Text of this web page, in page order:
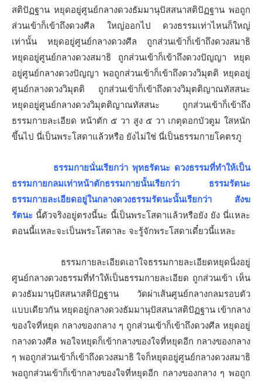
สติปัฏฐาน หยุดอยู่ศูนย์กลางดวงธัมมานุปัสสนาสติปัฏฐาน พอถูก
ส่วนเข้าก็เข้าถึงดวงศีล ใหญ่ออกไป ดวงธรรมเท่าไหนก็ใหญ่
เท่านั้น หยุดอยู่ศูนย์กลางดวงศีล ถูกส่วนเข้าก็เข้าถึงดวงสมาธิ
หยุดอยู่ศูนย์กลางดวงสมาธิ ถูกส่วนเข้าก็เข้าถึงดวงปัญญา หยุด
อยู่ศูนย์กลางดวงปัญญา พอถูกส่วนเข้าก็เข้าถึงดวงวิมุตติ หยุดอยู่
ศูนย์กลางดวงวิมุตติ ถูกส่วนเข้าก็เข้าถึงดวงวิมุตติญาณทัสสนะ
หยุดอยู่ศูนย์กลางดวงวิมุตติญาณทัสสนะ ถูกส่วนเข้าก็เข้าถึง
ธรรมกายละเอียด หน้าตัก ๕ วา สูง ๕ วา เกตุดอกบัวตูม ใสหนัก
ขึ้นไป นี่เป็นพระโสดาแล้วหรือ ยังไม่ใช่ นี่เป็นธรรมกายโคตรภู
ธรรมกายนั่นเรียกว่า พุทธรัตนะ ดวงธรรมที่ทำให้เป็น
ธรรมกายกลมเท่าหน้าตักธรรมกายนั้นเรียกว่า ธรรมรัตนะ
ธรรมกายละเอียดอยู่ในกลางดวงธรรมรัตนะนั้นเรียกว่า สังฆ
รัตนะ นี้ตัวจริงอยู่ตรงนี้นะ นี้เป็นพระโสดาแล้วหรือยัง ยัง นี่แหละ
ตอนนี้แหละจะเป็นพระโสดาละ จะรู้จักพระโสดาเดี๋ยวนี้แหละ
ธรรมกายละเอียดเอาใจธรรมกายละเอียดหยุดนิ่งอยู่
ศูนย์กลางดวงธรรมที่ทำให้เป็นธรรมกายละเอียด ถูกส่วนเข้า เห็น
ดวงธัมมานุปัสสนาสติปัฏฐาน วัดผ่าเส้นศูนย์กลางกลมรอบตัว
แบบเดียวกัน หยุดอยู่กลางดวงธัมมานุปัสสนาสติปัฏฐาน เข้ากลาง
ของใจที่หยุด กลางของกลาง ๆ ถูกส่วนเข้าก็เข้าถึงดวงศีล หยุดอยู่
กลางดวงศีล พอใจหยุดก็เข้ากลางของใจที่หยุดอีก กลางของกลาง
ๆ พอถูกส่วนเข้าก็เข้าถึงดวงสมาธิ ใจก็หยุดอยู่ศูนย์กลางดวงสมาธิ
พอถูกส่วนเข้าก็เข้ากลางของใจที่หยุดอีก กลางของกลาง ๆ พอถูก